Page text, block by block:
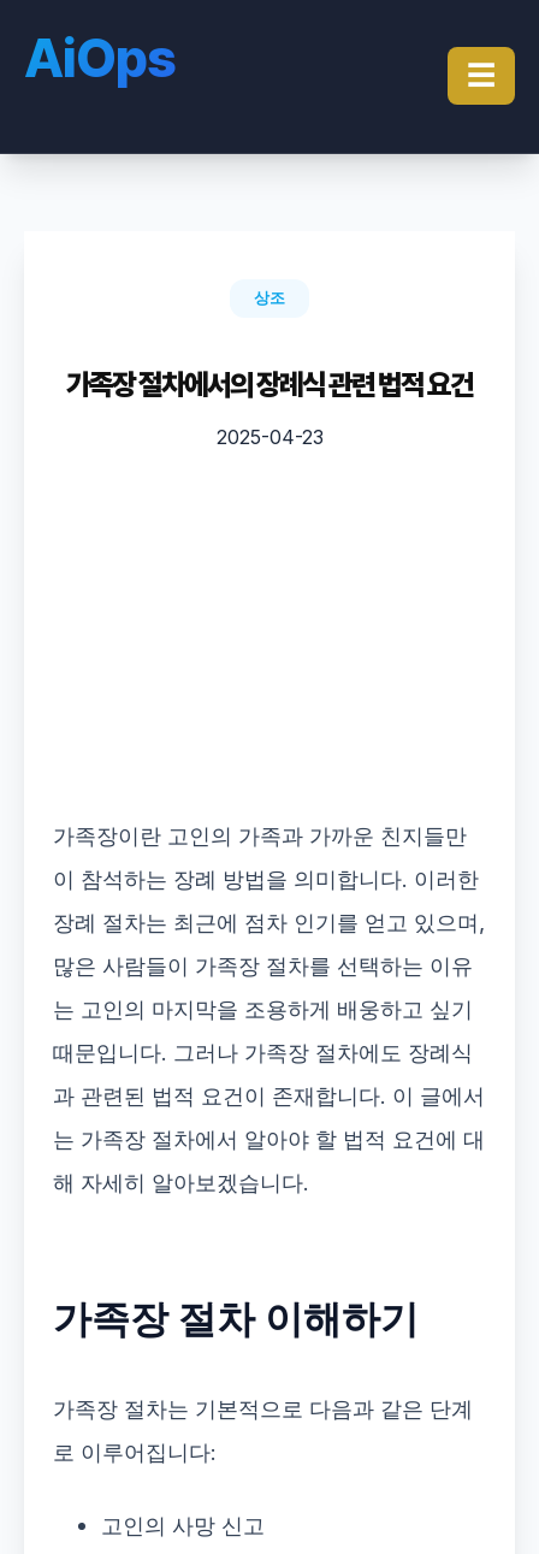
AiOps ☰
상조
가족장 절차에서의 장례식 관련 법적 요건
2025-04-23
가족장이란 고인의 가족과 가까운 친지들만
이 참석하는 장례 방법을 의미합니다. 이러한
장례 절차는 최근에 점차 인기를 얻고 있으며,
많은 사람들이 가족장 절차를 선택하는 이유
는 고인의 마지막을 조용하게 배웅하고 싶기
때문입니다. 그러나 가족장 절차에도 장례식
과 관련된 법적 요건이 존재합니다. 이 글에서
는 가족장 절차에서 알아야 할 법적 요건에 대
해 자세히 알아보겠습니다.
가족장 절차 이해하기
가족장 절차는 기본적으로 다음과 같은 단계
로 이루어집니다:
고인의 사망 신고